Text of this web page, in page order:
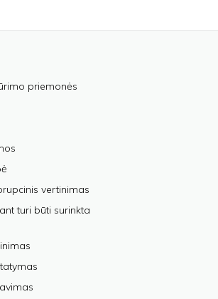
priemonės
vertinimas
turi būti surinkta